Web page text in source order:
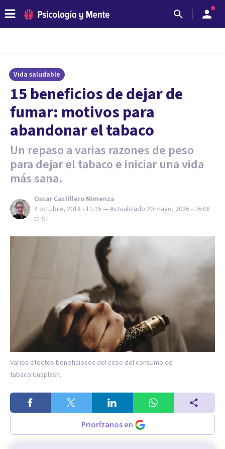
Vida saludable
15 beneficios de dejar de
fumar: motivos para
abandonar el tabaco
Un repaso a varias razones de peso
para dejar el tabaco e iniciar una vida
más sana.
Oscar Castillero Mimenza
4 octubre, 2018 - 11:15 — Actualizado 20 mayo, 2026 - 16:08
CEST
Varios efectos beneficiosos del cese del consumo de
tabaco.Unsplash.
Priorízanos en